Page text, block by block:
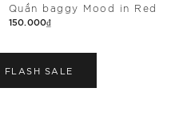
199.000₫
FLASH SALE